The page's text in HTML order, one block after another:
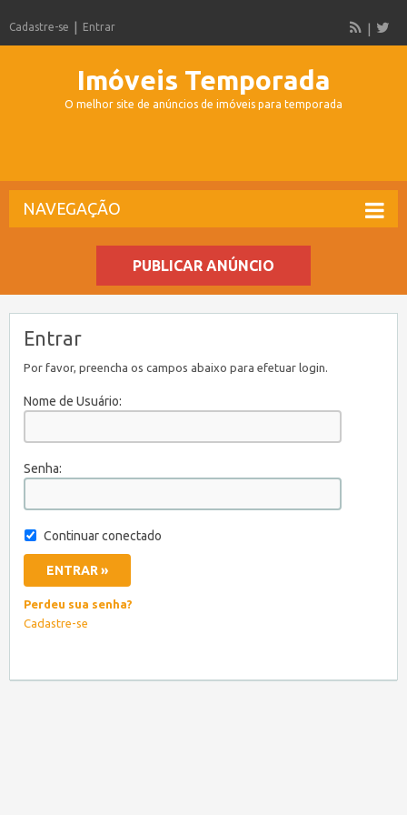
Cadastre-se Entrar
Imóveis Temporada
O melhor site de anúncios de imóveis para temporada
NAVEGAÇÃO
PUBLICAR ANÚNCIO
Entrar
Por favor, preencha os campos abaixo para efetuar login.
Nome de Usuário:
Senha:
Continuar conectado
Perdeu sua senha?
Cadastre-se